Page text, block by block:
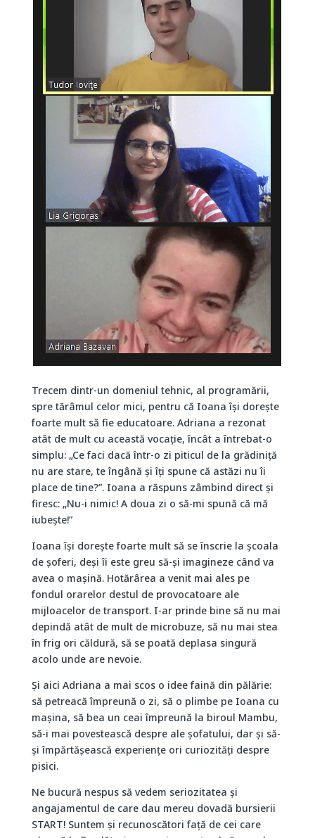
Trecem dintr-un domeniul tehnic, al programării,
spre tărâmul celor mici, pentru că Ioana își dorește
foarte mult să fie educatoare. Adriana a rezonat
atât de mult cu această vocație, încât a întrebat-o
simplu: „Ce faci dacă într-o zi piticul de la grădiniță
nu are stare, te îngână și îți spune că astăzi nu îi
place de tine?”. Ioana a răspuns zâmbind direct și
firesc: „Nu-i nimic! A doua zi o să-mi spună că mă
iubește!”
Ioana își dorește foarte mult să se înscrie la școala
de șoferi, deși îi este greu să-și imagineze când va
avea o mașină. Hotărârea a venit mai ales pe
fondul orarelor destul de provocatoare ale
mijloacelor de transport. I-ar prinde bine să nu mai
depindă atât de mult de microbuze, să nu mai stea
în frig ori căldură, să se poată deplasa singură
acolo unde are nevoie.
Și aici Adriana a mai scos o idee faină din pălărie:
să petreacă împreună o zi, să o plimbe pe Ioana cu
mașina, să bea un ceai împreună la biroul Mambu,
să-i mai povestească despre ale șofatului, dar și să-
și împărtășească experiențe ori curiozități despre
pisici.
Ne bucură nespus să vedem seriozitatea și
angajamentul de care dau mereu dovadă bursierii
START! Suntem și recunoscători față de cei care